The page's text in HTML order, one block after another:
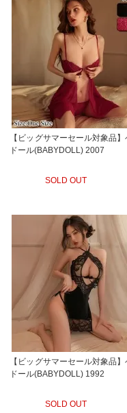
【ビッグサマーセール対象品
ドール(BABYDOLL) 2007
SOLD OUT
【ビッグサマーセール対象品
ドール(BABYDOLL) 1992
SOLD OUT